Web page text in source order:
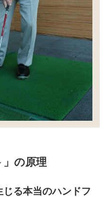
」の原理
じる本当のハンドフ